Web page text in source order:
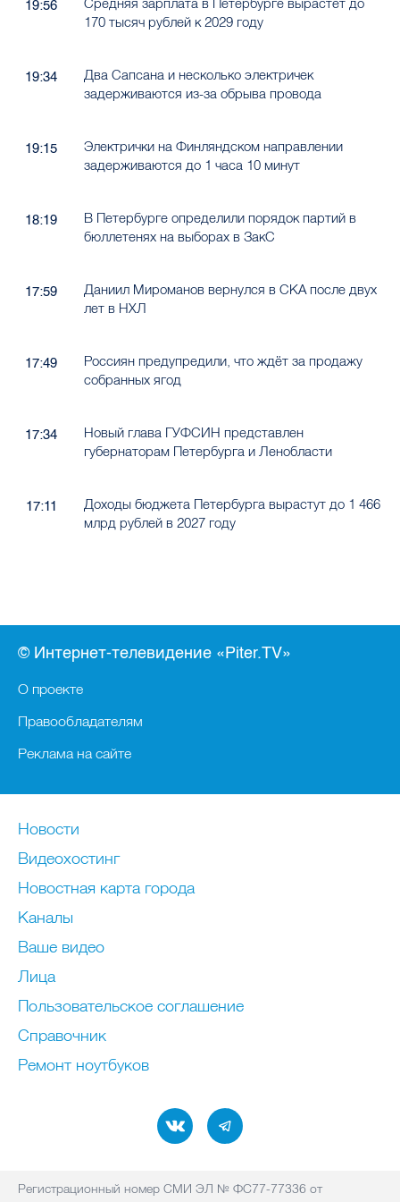
19:56
170 тысяч рублей к 2029 году
19:34
Два Сапсана и несколько электричек
задерживаются из-за обрыва провода
19:15
Электрички на Финляндском направлении
задерживаются до 1 часа 10 минут
18:19
В Петербурге определили порядок партий в
бюллетенях на выборах в ЗакС
17:59
Даниил Мироманов вернулся в СКА после двух
лет в НХЛ
17:49
Россиян предупредили, что ждёт за продажу
собранных ягод
17:34
Новый глава ГУФСИН представлен
губернаторам Петербурга и Ленобласти
17:11
Доходы бюджета Петербурга вырастут до 1 466
млрд рублей в 2027 году
© Интернет-телевидение «Piter.TV»
О проекте
Правообладателям
Реклама на сайте
Новости
Видеохостинг
Новостная карта города
Каналы
Ваше видео
Лица
Пользовательское соглашение
Справочник
Ремонт нoутбуков
Регистрационный номер СМИ ЭЛ № ФС77-77336 от